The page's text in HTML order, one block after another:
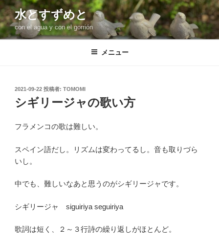
コ
ン
テ
ン
水とすずめと
con el agua y con el gorrión
メニュー
投
稿
日:
2021-09-22 投稿者: TOMOMI
シギリージャの歌い方
フラメンコの歌は難しい。
スペイン語だし。リズムは変わってるし。音も取りづら
いし。
中でも、難しいなあと思うのがシギリージャです。
シギリージャ siguiriya seguiriya
歌詞は短く、２～３行詩の繰り返しがほとんど。